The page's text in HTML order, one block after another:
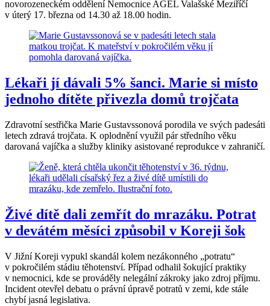
novorozeneckém oddělení Nemocnice AGEL Valašské Meziříčí
v úterý 17. března od 14.30 až 18.00 hodin.
Lékaři jí dávali 5% šanci. Marie si místo
jednoho dítěte přivezla domů trojčata
Zdravotní sestřička Marie Gustavssonová porodila ve svých padesáti
letech zdravá trojčata. K oplodnění využil pár středního věku
darovaná vajíčka a služby kliniky asistované reprodukce v zahraničí.
Živé dítě dali zemřít do mrazáku. Potrat
v devátém měsíci způsobil v Koreji šok
V Jižní Koreji vypukl skandál kolem nezákonného „potratu“
v pokročilém stádiu těhotenství. Případ odhalil šokující praktiky
v nemocnici, kde se prováděly nelegální zákroky jako zdroj příjmu.
Incident otevřel debatu o právní úpravě potratů v zemi, kde stále
chybí jasná legislativa.